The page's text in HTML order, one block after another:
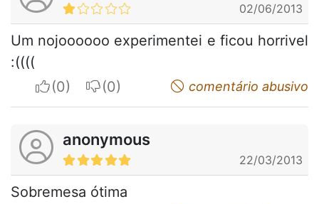
02/06/2013
Um nojoooooo experimentei e ficou horrivel
:((((
I apreciateI do not appreciatecomentário abusivo
anonymous
22/03/2013
Sobremesa ótima